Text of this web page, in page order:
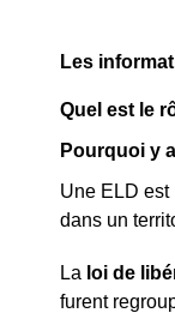
Les
Quel est le
Pourquoi y
Une ELD
dans un
La loi de
furent